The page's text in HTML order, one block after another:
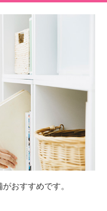
おすすめです。